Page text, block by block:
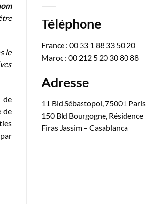
le
de
de
Téléphone
France : 00 33 1 88 33 50 20
Maroc : 00 212 5 20 30 80 88
Adresse
11 Bld Sébastopol, 75001 Paris
150 Bld Bourgogne, Résidence
Firas Jassim – Casablanca